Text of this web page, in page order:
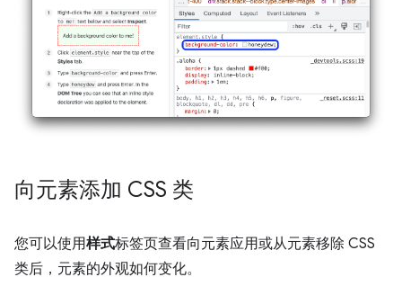
向元素添加 CSS 类
您可以使用样式标签页查看向元素应用或从元素移除 CSS
类后，元素的外观如何变化。